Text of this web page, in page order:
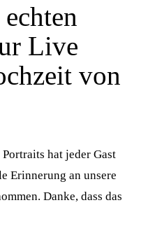
Live
von
hat jeder Gast
Erinnerung an unsere
Danke, dass das